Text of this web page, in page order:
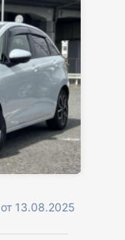
13.08.2025